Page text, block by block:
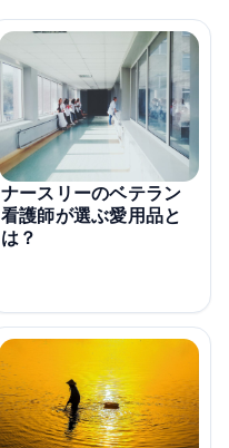
ナースリーのベテラン
看護師が選ぶ愛用品と
は？